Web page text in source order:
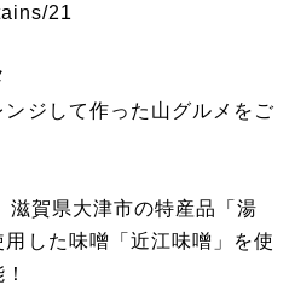
21
ジして作った山グルメをご
滋賀県大津市の特産品「湯
した味噌「近江味噌」を使